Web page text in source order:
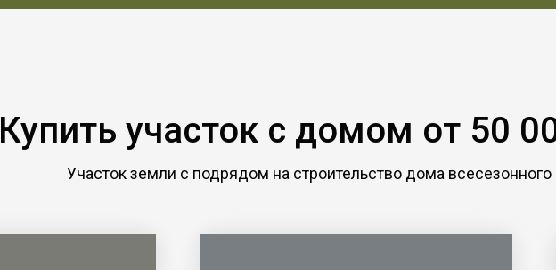
Купить участок с домом от 50
Участок земли с подрядом на строительство дома